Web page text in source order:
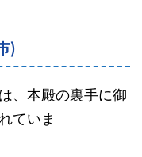
)
、本殿の裏手に御
ていま